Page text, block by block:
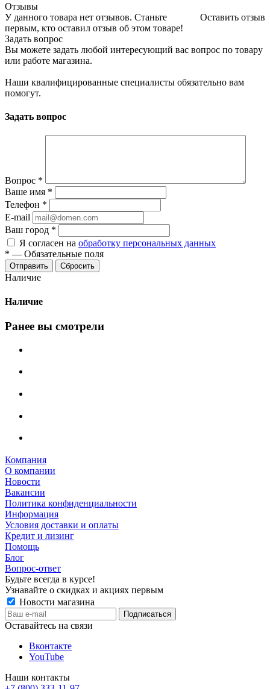
Отзывы
Оставить отзыв
У данного товара нет отзывов. Станьте
первым, кто оставил отзыв об этом товаре!
Задать вопрос
Вы можете задать любой интересующий вас вопрос по товару
или работе магазина.
Наши квалифицированные специалисты обязательно вам
помогут.
Задать вопрос
Вопрос *
Ваше имя *
Телефон *
E-mail
Ваш город *
Я согласен на обработку персональных данных
* — Обязательные поля
Сбросить
Наличие
Наличие
Ранее вы смотрели
Компания
О компании
Новости
Вакансии
Политика конфиденциальности
Информация
Условия доставки и оплаты
Кредит и лизинг
Помощь
Блог
Вопрос-ответ
Будьте всегда в курсе!
Узнавайте о скидках и акциях первым
Новости магазина
Оставайтесь на связи
Вконтакте
YouTube
Наши контакты